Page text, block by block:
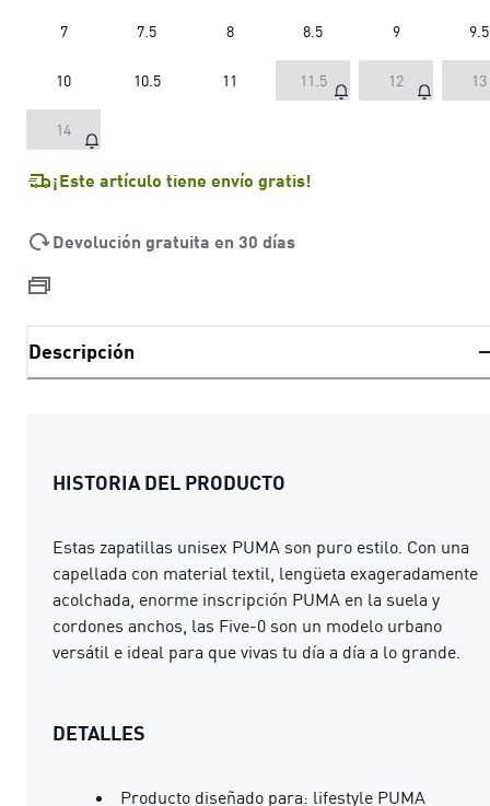
7 7.5 8 8.5 9 9.5
10 10.5 11 11.5 12 13
14
¡Este artículo tiene envío gratis!
Devolución gratuita en 30 días
Descripción
HISTORIA DEL PRODUCTO
Estas zapatillas unisex PUMA son puro estilo. Con una
capellada con material textil, lengüeta exageradamente
acolchada, enorme inscripción PUMA en la suela y
cordones anchos, las Five-0 son un modelo urbano
versátil e ideal para que vivas tu día a día a lo grande.
DETALLES
Producto diseñado para: lifestyle PUMA